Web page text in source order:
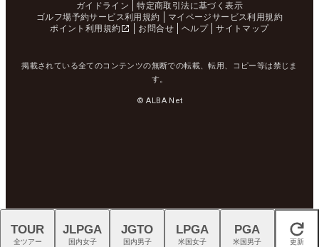
ガイドライン
特定商取引法に基づく表示
ゴルフ場予約サービス利用規約
マイページサービス利用規約
ポイント利用規約
お問合せ ヘルプ サイトマップ
掲載されている全てのコンテンツの無断での転載、転用、コピー等は禁じま
す。
© ALBA Net
閉じる
TOUR
全ツアー
JLPGA
国内女子
JGTO
国内男子
LPGA
米国女子
PGA
米国男子 更新